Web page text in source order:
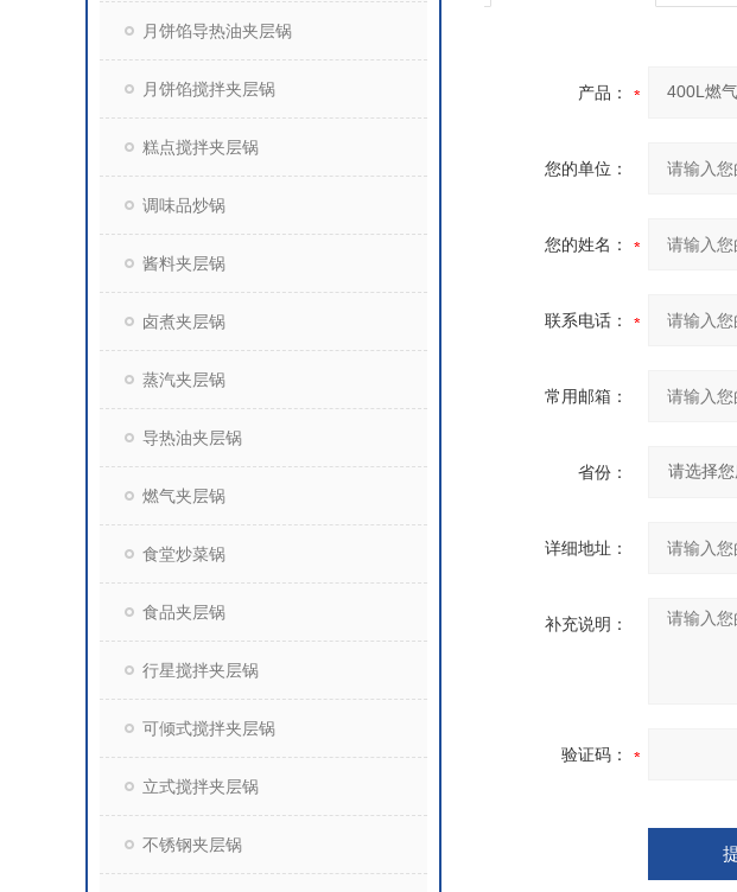
月饼馅导热油夹层锅
月饼馅搅拌夹层锅
糕点搅拌夹层锅
调味品炒锅
酱料夹层锅
卤煮夹层锅
蒸汽夹层锅
导热油夹层锅
燃气夹层锅
食堂炒菜锅
食品夹层锅
行星搅拌夹层锅
可倾式搅拌夹层锅
立式搅拌夹层锅
不锈钢夹层锅
产品：
您的单位：
您的姓名：
联系电话：
常用邮箱：
省份：
详细地址：
补充说明：
验证码：